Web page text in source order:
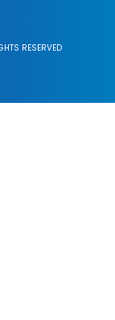
RESERVED